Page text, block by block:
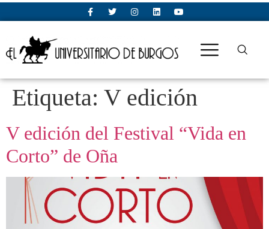
Etiqueta: V edición
V edición del Festival “Vida en
Corto” de Oña